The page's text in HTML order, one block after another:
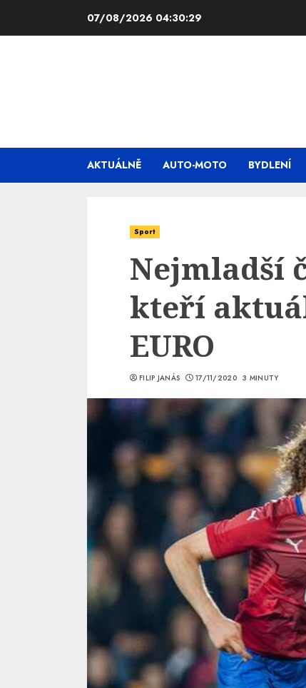
07/08/2026 04:30:30
AKTUÁLNĚ AUTO-MOTO BYDLENÍ
Sport
Nejmladší
kteří
EURO
FILIP JANÁS 17/11/2020 3 MINUTY